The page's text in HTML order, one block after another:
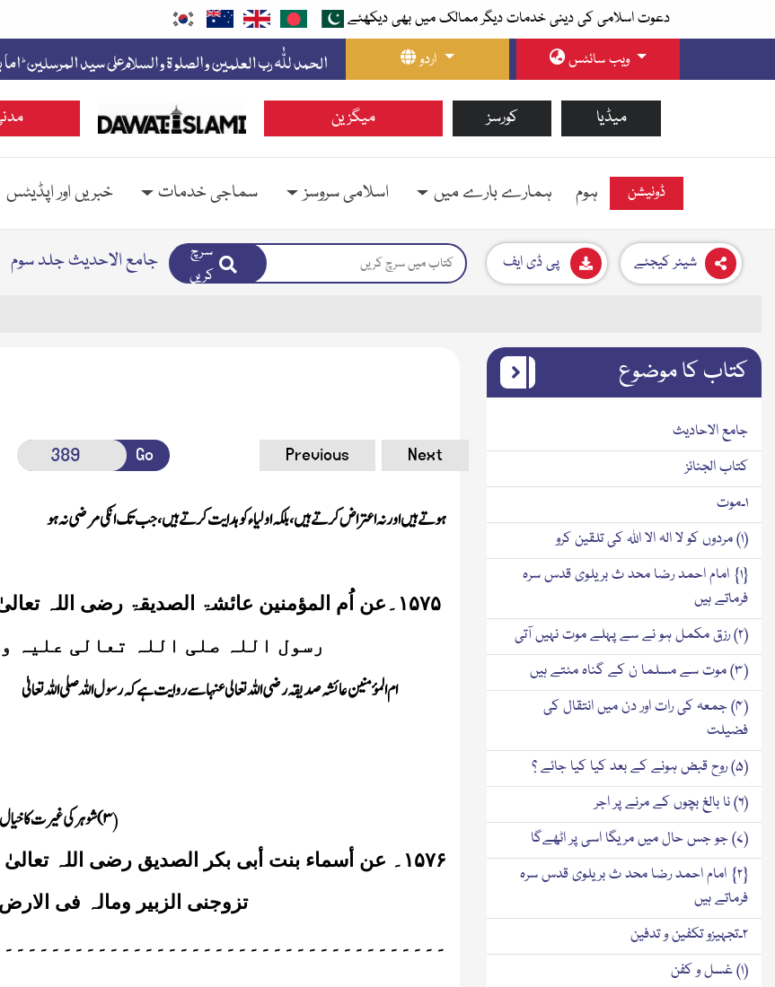
دعوت اسلامی کی دینی خدمات دیگر ممالک میں بھی دیکھئے
اردو
ویب سائٹس
میگزین کورسز میڈیا
ہوم ہمارے بارے میں اسلامی سروسز سماجی خدمات خبریں اور اپڈیٹس ڈونیشن
جامع الاحدیث جلد سوم
سرچ
کریں
پی ڈی ایف شیئر کیجئے
Go Previous Next
ہوتے ہیں اورنہ اعتراض کرتے ہیں ، بلکہ اولیا ء کو ہدایت کرتے ہیں، جب تک انکی مرضی نہ ہو
۱۵۷۵ ۔ عن اُم المؤمنین عائشۃ الصدیقۃ رضی اللہ
رسول اللہ صلی اللہ تعالی علیہ
ام المؤمنین عائشہ صدیقہ رضی اللہ تعالی عنہا سے روایت ہے کہ رسول اللہ صلی اللہ تعالیٰ
(۳)شوہر کی غیرت کا خیال
۱۵۷۶ ۔ عن أسماء بنت أبی بکر الصدیق رضی اللہ
تزوجنی الزبیر ومالہ فی
کتاب کا موضوع
جامع الاحادیث
کتاب الجنائز
۱۔موت
(۱) مردوں کو لا الہ الا اللہ کی تلقین کرو
{۱} امام احمد رضا محد ث بریلوی قدس سرہ
فرماتے ہیں
(۲) رزق مکمل ہو نے سے پہلے موت نہیں آتی
(۳) موت سے مسلما ن کے گناہ مٹتے ہیں
(۴) جمعہ کی رات اور دن میں انتقال کی
فضیلت
(۵) روح قبض ہونے کے بعد کیا کیا جائے ؟
(۶) نا بالغ بچوں کے مرنے پر اجر
(۷) جو جس حال میں مریگا اسی پر اٹھےگا
{۲} امام احمد رضا محد ث بریلوی قدس سرہ
فرماتے ہیں
۲۔تجہیزو تکفین و تدفین
(۱) غسل و کفن